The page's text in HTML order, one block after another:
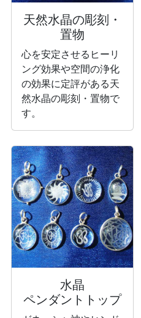
天然水晶の彫刻・
置物
心を安定させるヒーリ
ング効果や空間の浄化
の効果に定評がある天
然水晶の彫刻・置物で
す。
水晶
ペンダントトップ